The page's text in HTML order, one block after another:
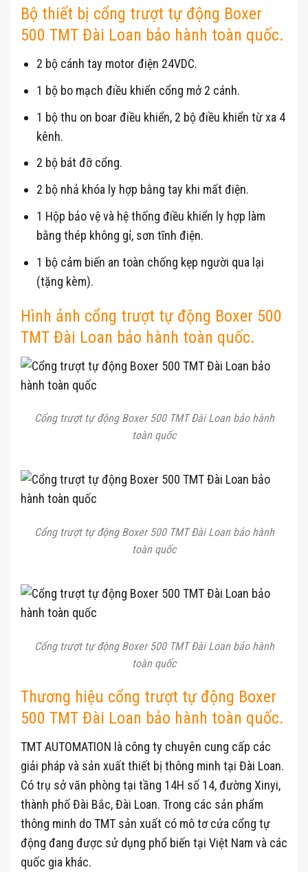
Bộ thiết bị cổng trượt tự động Boxer
500 TMT Đài Loan bảo hành toàn quốc.
2 bộ cánh tay motor điện 24VDC.
1 bộ bo mạch điều khiển cổng mở 2 cánh.
1 bộ thu on boar điều khiển, 2 bộ điều khiển từ xa 4
kênh.
2 bộ bát đỡ cổng.
2 bộ nhả khóa ly hợp bằng tay khi mất điện.
1 Hộp bảo vệ và hệ thống điều khiển ly hợp làm
bằng thép không gỉ, sơn tĩnh điện.
1 bộ cảm biến an toàn chống kẹp người qua lại
(tặng kèm).
Hình ảnh cổng trượt tự động Boxer 500
TMT Đài Loan bảo hành toàn quốc.
Cổng trượt tự động Boxer 500 TMT Đài Loan bảo hành
toàn quốc
Cổng trượt tự động Boxer 500 TMT Đài Loan bảo hành
toàn quốc
Cổng trượt tự động Boxer 500 TMT Đài Loan bảo hành
toàn quốc
Thương hiệu cổng trượt tự động Boxer
500 TMT Đài Loan bảo hành toàn quốc.
TMT AUTOMATION là công ty chuyên cung cấp các
giải pháp và sản xuất thiết bị thông minh tại Đài Loan.
Có trụ sở văn phòng tại tầng 14H số 14, đường Xinyi,
thành phố Đài Bắc, Đài Loan. Trong các sản phẩm
thông minh do TMT sản xuất có mô tơ cửa cổng tự
động đang được sử dụng phổ biến tại Việt Nam và các
quốc gia khác.